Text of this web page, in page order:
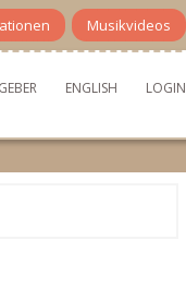
Musikvideos
ENGLISH LOGIN